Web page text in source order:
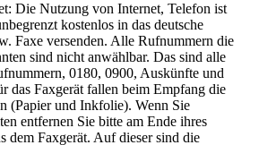
Die Nutzung von Internet, Telefon ist
kostenlos in das deutsche
Faxe versenden. Alle Rufnummern die
sind nicht anwählbar. Das sind alle
0180, 0900, Auskünfte und
das Faxgerät fallen beim Empfang die
(Papier und Inkfolie). Wenn Sie
entfernen Sie bitte am Ende ihres
dem Faxgerät. Auf dieser sind die